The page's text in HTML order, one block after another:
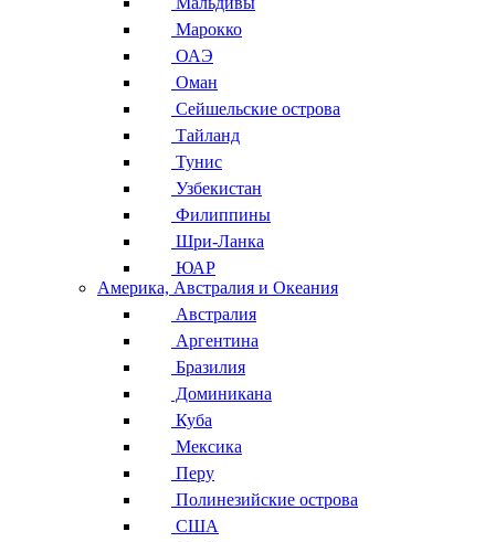
Марокко
ОАЭ
Оман
Сейшельские острова
Тайланд
Тунис
Узбекистан
Филиппины
Шри-Ланка
ЮАР
Америка, Австралия и Океания
Австралия
Аргентина
Бразилия
Доминикана
Куба
Мексика
Перу
Полинезийские острова
США